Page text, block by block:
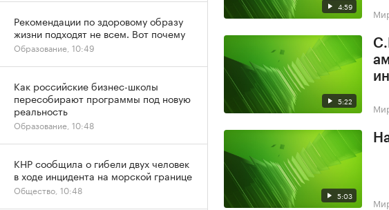
4:59
5:22
5:03
Рекомендации по здоровому образу
жизни подходят не всем. Вот почему
Образование, 10:49
Как российские бизнес-школы
пересобирают программы под новую
реальность
Образование, 10:48
КНР сообщила о гибели двух человек
в ходе инцидента на морской границе
Общество, 10:48